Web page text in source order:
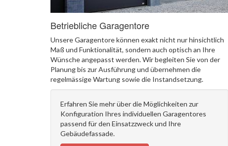
Betriebliche Garagentore
Unsere Garagentore können exakt nicht nur hinsichtlich
Maß und Funktionalität, sondern auch optisch an Ihre
Wünsche angepasst werden. Wir begleiten Sie von der
Planung bis zur Ausführung und übernehmen die
regelmässige Wartung sowie die Instandsetzung.
Erfahren Sie mehr über die Möglichkeiten zur
Konfiguration Ihres individuellen Garagentores
passend für den Einsatzzweck und Ihre
Gebäudefassade.